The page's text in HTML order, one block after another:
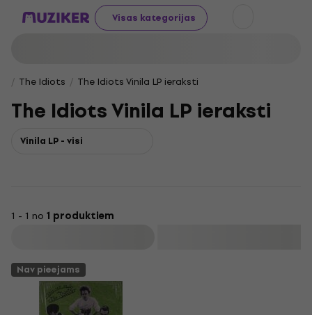
Visas kategorijas
The Idiots The Idiots Vinila LP ieraksti
The Idiots Vinila LP ieraksti
Vinila LP - visi
1 - 1 no 1 produktiem
Nav pieejams